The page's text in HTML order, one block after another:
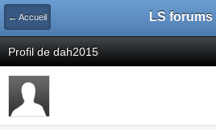
← Accueil LS forums
Profil de dah2015